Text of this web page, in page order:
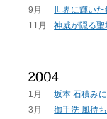
9月
世界に輝い
11月
神威が隠る
1月
坂本 石積み
3月
御手洗 風待